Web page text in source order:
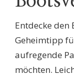
Entdecke den
Geheimtipp
aufregende
möchten.